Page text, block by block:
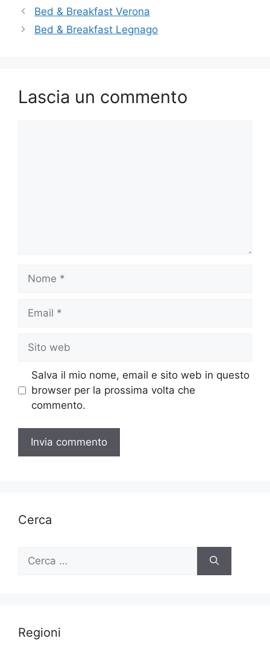
Bed & Breakfast Verona
Bed & Breakfast Legnago
Lascia un commento
web
Salva il mio nome, email e sito web in questo
browser per la prossima volta che
commento.
Cerca
Ricerca
Regioni